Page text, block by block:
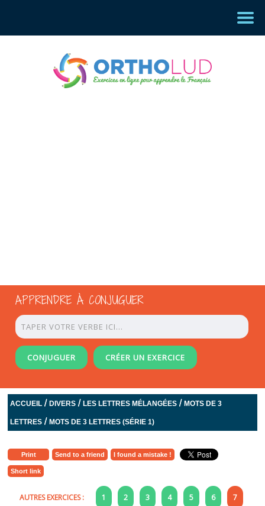
APPRENDRE À CONJUGUER
CONJUGUER CRÉER UN EXERCICE
ACCUEIL /DIVERS /LES LETTRES MÉLANGÉES /MOTS DE 3
LETTRES /MOTS DE 3 LETTRES (SÉRIE 1)
Print Send to a friend I found a mistake !
Short link
AUTRES EXERCICES : 1 2 3 4 5 6 7